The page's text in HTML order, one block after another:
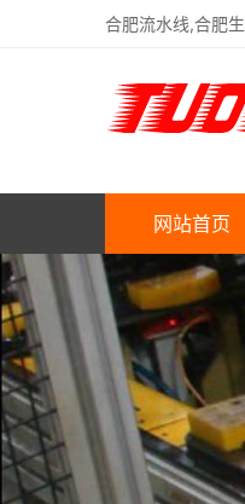
合肥流水线,合肥
网站首页